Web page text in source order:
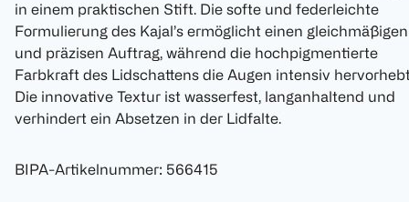
in einem praktischen Stift. Die softe und federleichte
Formulierung des Kajal’s ermöglicht einen gleichmäßigen
und präzisen Auftrag, während die hochpigmentierte
Farbkraft des Lidschattens die Augen intensiv
Die innovative Textur ist wasserfest, langanhaltend und
verhindert ein Absetzen in der Lidfalte.
BIPA-Artikelnummer: 566415